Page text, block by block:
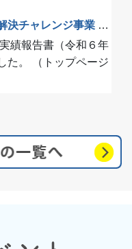
【県からのお知らせ】課題解決チャレンジ事業 実績報告書（令和６年度～７年度）を掲載しました
績報告書（令和６年
た。 （トップページ